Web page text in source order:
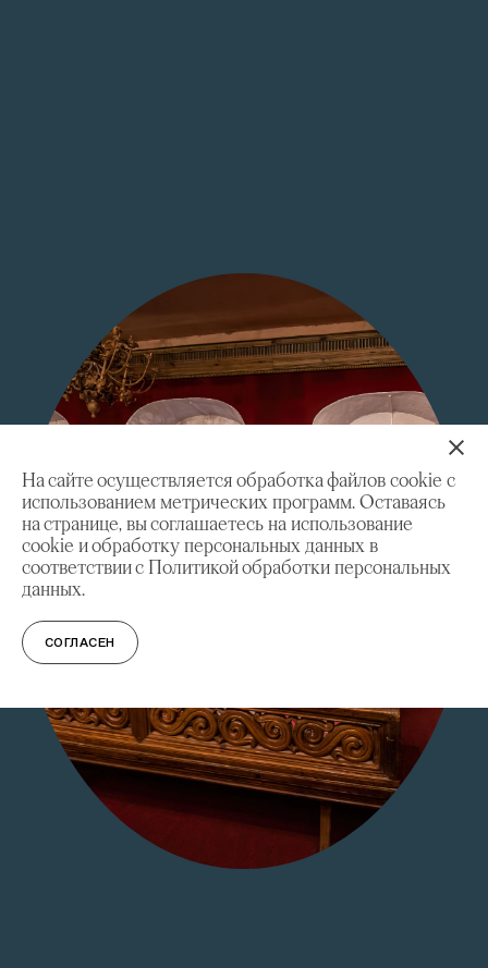
На сайте осуществляется обработка файлов cookie с
использованием метрических программ. Оставаясь
на странице, вы соглашаетесь на использование
cookie и обработку персональных данных в
соответствии с Политикой обработки персональных
данных.
СОГЛАСЕН